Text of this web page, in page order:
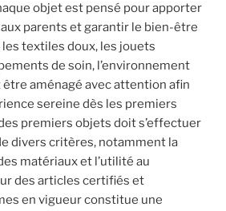
objet est pensé pour apporter
parents et garantir le bien-être
textiles doux, les jouets
de soin, l’environnement
aménagé avec attention afin
sereine dès les premiers
premiers objets doit s’effectuer
divers critères, notamment la
matériaux et l’utilité au
des articles certifiés et
en vigueur constitue une